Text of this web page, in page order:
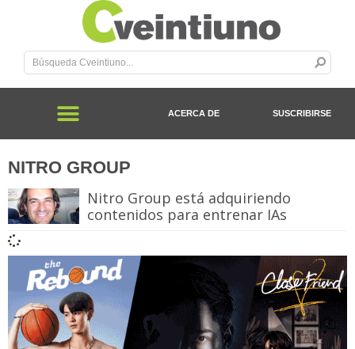
ACERCA DE SUSCRIBIRSE
NITRO GROUP
Nitro Group está adquiriendo
contenidos para entrenar IAs